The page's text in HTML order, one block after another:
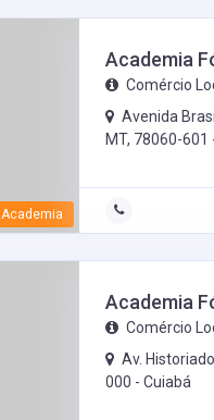
Academia
Academia
Comércio
Avenida
MT, 78060-
Academia
Comércio
Av.
000 -Cuiabá